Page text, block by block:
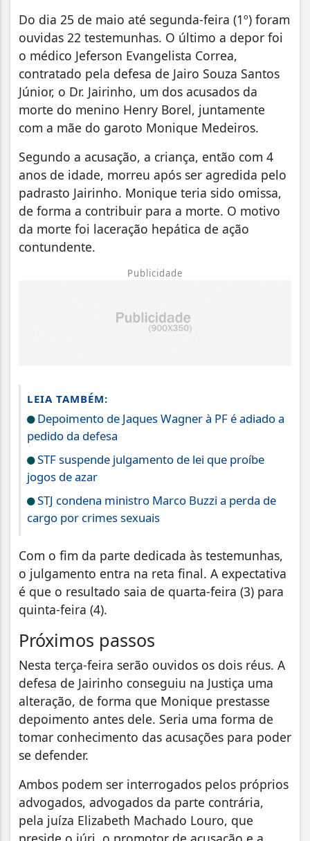
Do dia 25 de maio até segunda-feira (1º) foram
ouvidas 22 testemunhas. O último a depor foi
o médico Jeferson Evangelista Correa,
contratado pela defesa de Jairo Souza Santos
Júnior, o Dr. Jairinho, um dos acusados da
morte do menino Henry Borel, juntamente
com a mãe do garoto Monique Medeiros.
Segundo a acusação, a criança, então com 4
anos de idade, morreu após ser agredida pelo
padrasto Jairinho. Monique teria sido omissa,
de forma a contribuir para a morte. O motivo
da morte foi laceração hepática de ação
contundente.
Publicidade
LEIA TAMBÉM:
Depoimento de Jaques Wagner à PF é adiado a
pedido da defesa
STF suspende julgamento de lei que proíbe
jogos de azar
STJ condena ministro Marco Buzzi a perda de
cargo por crimes sexuais
Com o fim da parte dedicada às testemunhas,
o julgamento entra na reta final. A expectativa
é que o resultado saia de quarta-feira (3) para
quinta-feira (4).
Próximos passos
Nesta terça-feira serão ouvidos os dois réus. A
defesa de Jairinho conseguiu na Justiça uma
alteração, de forma que Monique prestasse
depoimento antes dele. Seria uma forma de
tomar conhecimento das acusações para poder
se defender.
Ambos podem ser interrogados pelos próprios
advogados, advogados da parte contrária,
pela juíza Elizabeth Machado Louro, que